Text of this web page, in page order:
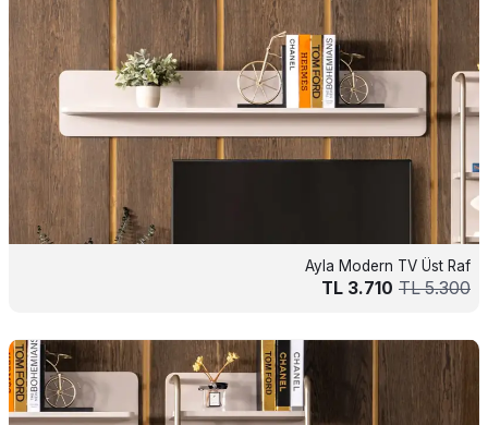
Ayla Modern TV Üst Raf
5.300
TL
3.710